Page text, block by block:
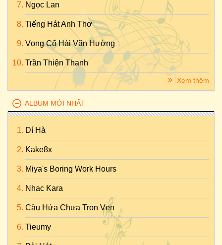
Ngọc Lan
Tiếng Hát Anh Thơ
Vọng Cổ Hài Văn Hường
Trần Thiện Thanh
Xem thêm
ALBUM MỚI NHẤT
Dí Hà
Kake8x
Miya's Boring Work Hours
Nhac Kara
Câu Hứa Chưa Trọn Vẹn
Tieumy